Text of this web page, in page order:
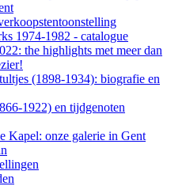
1974-1982 - catalogue
the highlights met meer dan
(1898-1934): biografie en
1922) en tijdgenoten
Kapel: onze galerie in Gent